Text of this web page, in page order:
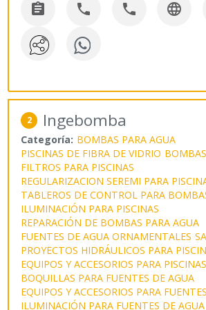
   
2 Ingebomba
Categoría: BOMBAS PARA AGUA
PISCINAS DE FIBRA DE VIDRIO
FILTROS PARA PISCINAS
REGULARIZACION SEREMI PARA
TABLEROS DE CONTROL PARA
ILUMINACIÓN PARA PISCINAS
REPARACIÓN DE BOMBAS PARA AGUA
FUENTES DE AGUA ORNAMENTALES
PROYECTOS HIDRÁULICOS PARA
EQUIPOS Y ACCESORIOS PARA PISCINAS
BOQUILLAS PARA FUENTES DE AGUA
EQUIPOS Y ACCESORIOS PARA
ILUMINACIÓN PARA FUENTES DE AGUA